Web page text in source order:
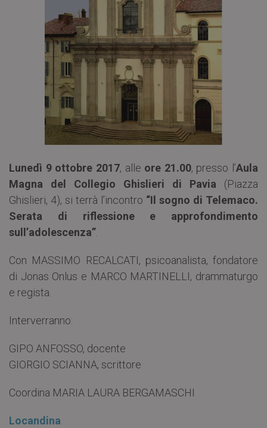
Lunedì 9 ottobre 2017, alle ore 21.00, presso l’Aula
Magna del Collegio Ghislieri di Pavia (Piazza
Ghislieri, 4), si terrà l’incontro “Il sogno di Telemaco.
Serata di riflessione e approfondimento
sull’adolescenza”.
Con MASSIMO RECALCATI, psicoanalista, fondatore
di Jonas Onlus e MARCO MARTINELLI, drammaturgo
e regista.
Interverranno:
GIPO ANFOSSO, docente
GIORGIO SCIANNA, scrittore
Coordina MARIA LAURA BERGAMASCHI
Locandina